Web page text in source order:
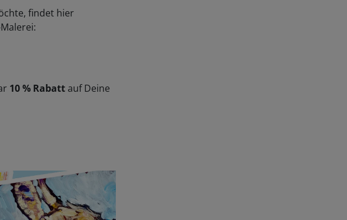
findet hier
10 % Rabatt
auf Deine